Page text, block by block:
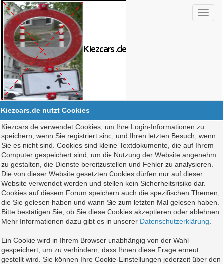
Kiezcars.de nutzt Cookies
Kiezcars.de verwendet Cookies, um Ihre Login-Informationen zu
speichern, wenn Sie registriert sind, und Ihren letzten Besuch, wenn
Sie es nicht sind. Cookies sind kleine Textdokumente, die auf Ihrem
Computer gespeichert sind, um die Nutzung der Website angenehm
zu gestalten, die Dienste bereitzustellen und Fehler zu analysieren.
Die von dieser Website gesetzten Cookies dürfen nur auf dieser
Website verwendet werden und stellen kein Sicherheitsrisiko dar.
Cookies auf diesem Forum speichern auch die spezifischen Themen,
die Sie gelesen haben und wann Sie zum letzten Mal gelesen haben.
Bitte bestätigen Sie, ob Sie diese Cookies akzeptieren oder ablehnen.
Mehr Informationen dazu gibt es in unserer Datenschutzerklärung
Ein Cookie wird in Ihrem Browser unabhängig von der Wahl
gespeichert, um zu verhindern, dass Ihnen diese Frage erneut
gestellt wird. Sie können Ihre Cookie-Einstellungen jederzeit über den